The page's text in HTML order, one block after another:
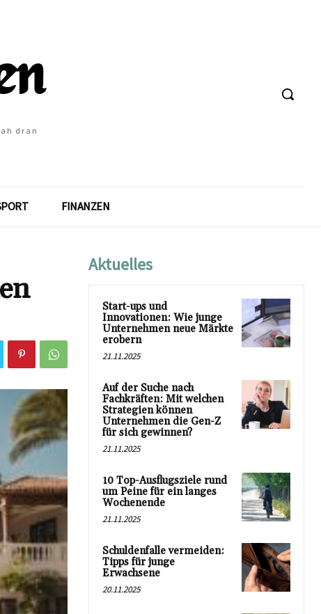
dran
FINANZEN
Aktuelles
Start-ups und
Innovationen: Wie junge
Unternehmen neue Märkte
erobern
21.11.2025
Auf der Suche nach
Fachkräften: Mit welchen
Strategien können
Unternehmen die Gen-Z
für sich gewinnen?
21.11.2025
10 Top-Ausflugsziele rund
um Peine für ein langes
Wochenende
21.11.2025
Schuldenfalle vermeiden:
Tipps für junge
Erwachsene
20.11.2025